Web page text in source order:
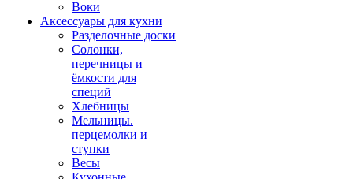
Воки
Аксессуары для кухни
Разделочные доски
Солонки,
перечницы и
ёмкости для
специй
Хлебницы
Мельницы.
перцемолки и
ступки
Весы